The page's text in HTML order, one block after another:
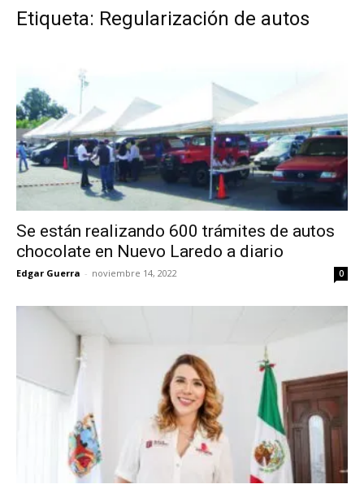
Etiqueta: Regularización de autos
Se están realizando 600 trámites de autos
chocolate en Nuevo Laredo a diario
Edgar Guerra - noviembre 14, 2022 0